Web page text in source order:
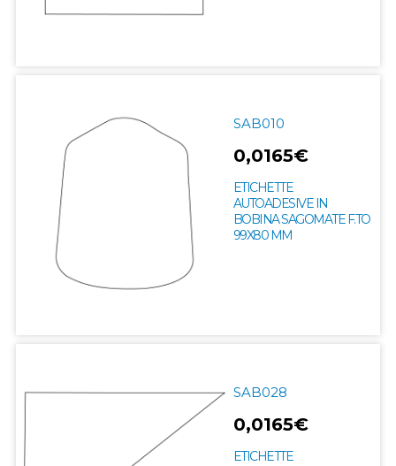
SAB010
0,0165€
ETICHETTE
AUTOADESIVE IN
BOBINA SAGOMATE F.TO
99X80 MM
SAB028
0,0165€
ETICHETTE